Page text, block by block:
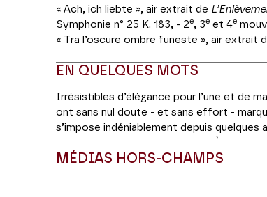
« Ach, ich liebte », air extrait de
Symphonie n° 25 K. 183, - 2e, 3e et 4e
« Tra l’oscure ombre funeste », air extrait
EN QUELQUES MOTS
Irrésistibles d’élégance pour l’une et de
ont sans nul doute - et sans effort -
s’impose indéniablement depuis quelques
Théâtre des Champs-Elysées, elle offrira
MÉDIAS HORS-CHAMPS